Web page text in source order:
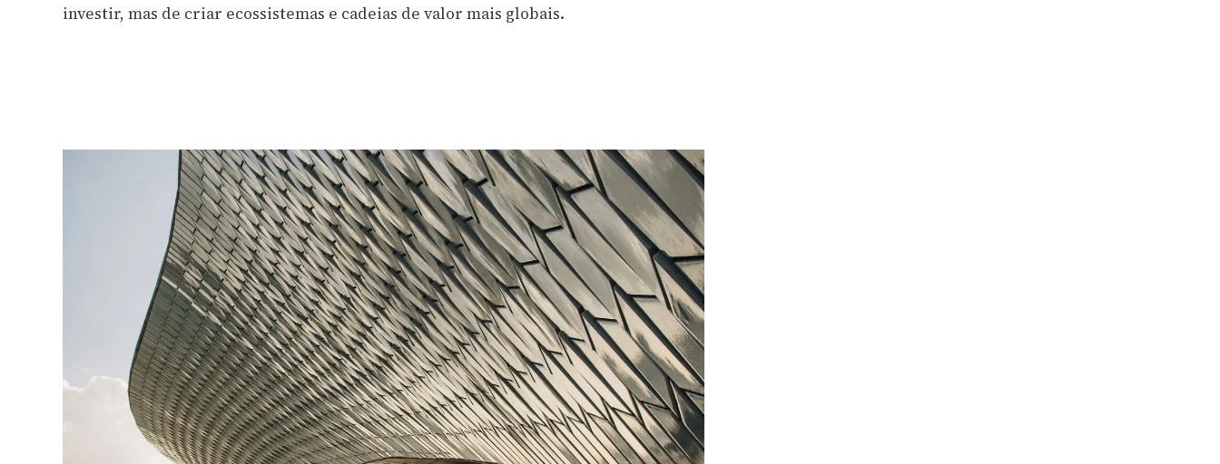
investir, mas de criar ecossistemas e cadeias de valor mais globais.